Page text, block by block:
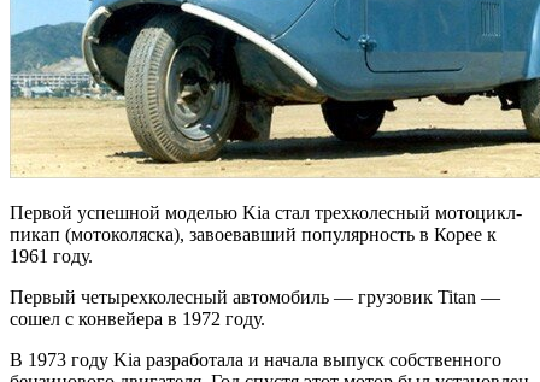
Первой успешной моделью Kia стал трехколесный мотоцикл-
пикап (мотоколяска), завоевавший популярность в Корее к
1961 году.
Первый четырехколесный автомобиль — грузовик Titan —
сошел с конвейера в 1972 году.
В 1973 году Kia разработала и начала выпуск собственного